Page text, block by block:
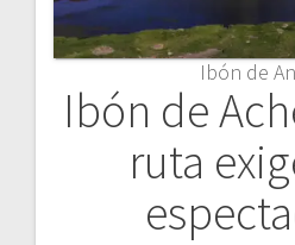
Ibón de
Ibón de
ruta